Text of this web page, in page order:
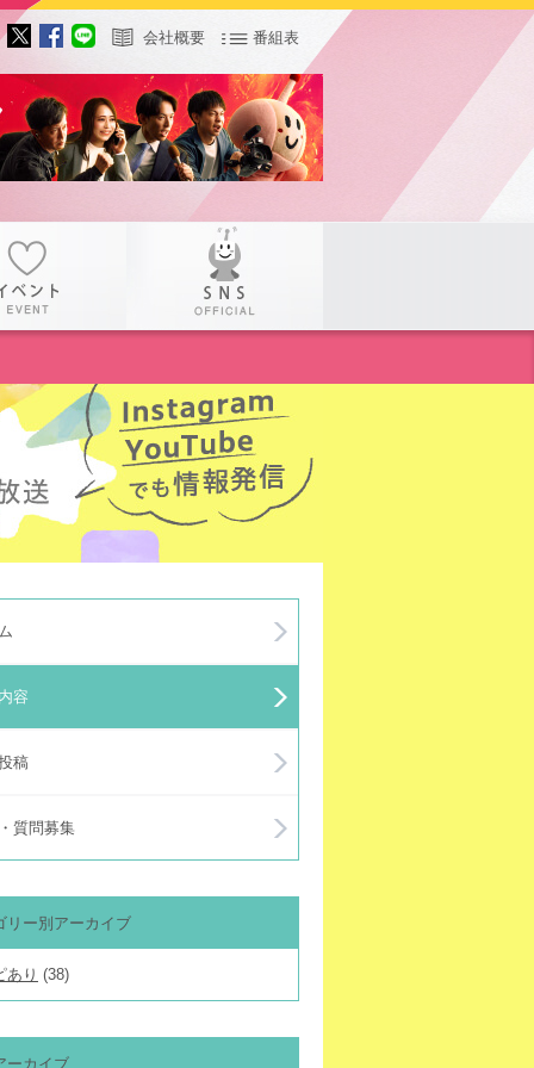
会社概要 番組表
容
稿
質問募集
リー別アーカイブ
あり (38)
ーカイブ